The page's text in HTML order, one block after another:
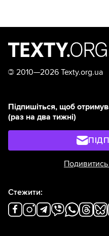
© 2010—2026 Texty.org.ua
Підпишіться, щоб
(раз на два тижні)
Стежити: